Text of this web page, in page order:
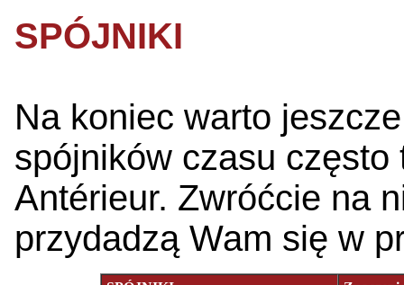
SPÓJNIKI
Na koniec warto
spójników czasu
Antérieur. Zwróćcie na
przydadzą Wam się w